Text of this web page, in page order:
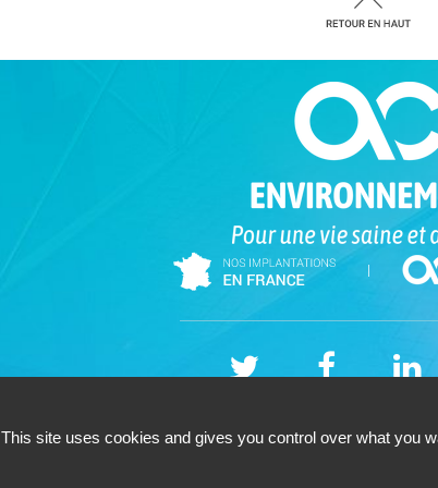
AC ENVIRONNEMENT (Moselle) - Cabinet -SAS - 3
Tél. 03-87-66-86-82 - Votre cabinet dediagnostic
This site uses cookies and gives you control over what you